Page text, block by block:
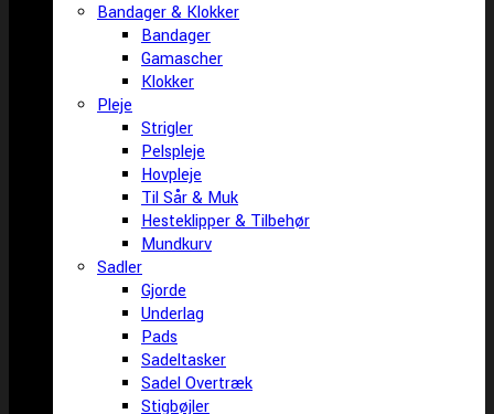
Bandager & Klokker
Bandager
Gamascher
Klokker
Pleje
Strigler
Pelspleje
Hovpleje
Til Sår & Muk
Hesteklipper & Tilbehør
Mundkurv
Sadler
Gjorde
Underlag
Pads
Sadeltasker
Sadel Overtræk
Stigbøjler